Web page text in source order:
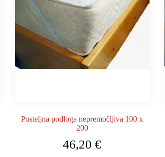
Posteljna podloga nepremočljiva 100 x
200
46,20€